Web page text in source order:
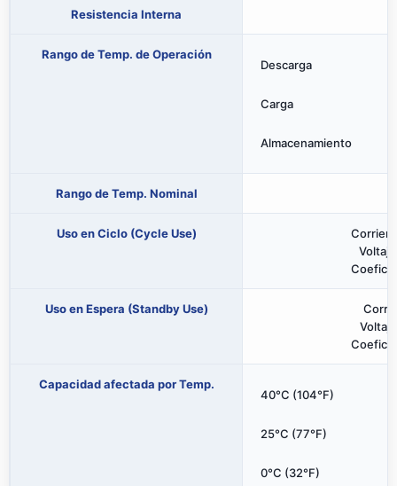
Resistencia Interna
Rango de Temp. de Operación
Descarga
Carga
Almacenamiento
Rango de Temp. Nominal
Uso en Ciclo (Cycle Use)
Uso en Espera (Standby Use)
Capacidad afectada por Temp.
40°C (104°F)
25°C (77°F)
0°C (32°F)